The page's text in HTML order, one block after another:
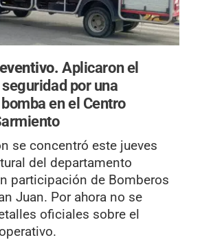
Aplicaron el
por una
en el Centro
se concentró este jueves
del departamento
participación de Bomberos
Juan. Por ahora no se
oficiales sobre el